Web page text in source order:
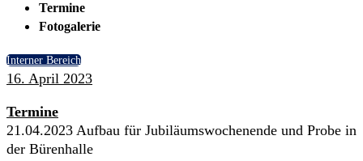
Termine
Fotogalerie
Interner Bereich
16. April 2023
Termine
21.04.2023 Aufbau für Jubiläumswochenende und Probe in
der Bürenhalle